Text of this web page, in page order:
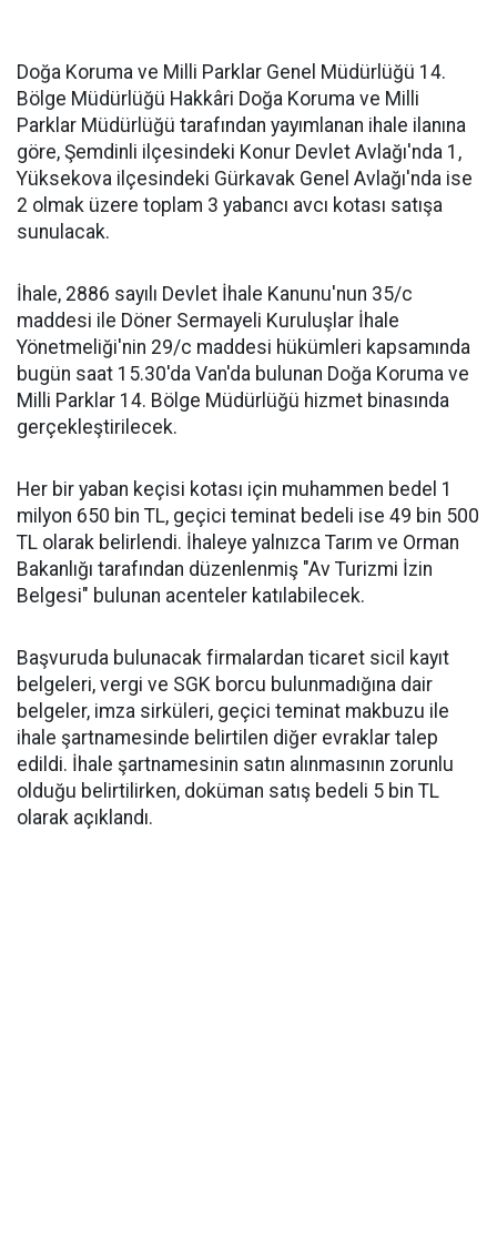
Doğa Koruma ve Milli Parklar Genel Müdürlüğü 14.
Bölge Müdürlüğü Hakkâri Doğa Koruma ve Milli
Parklar Müdürlüğü tarafından yayımlanan ihale ilanına
göre, Şemdinli ilçesindeki Konur Devlet Avlağı'nda 1,
Yüksekova ilçesindeki Gürkavak Genel Avlağı'nda ise
2 olmak üzere toplam 3 yabancı avcı kotası satışa
sunulacak.
İhale, 2886 sayılı Devlet İhale Kanunu'nun 35/c
maddesi ile Döner Sermayeli Kuruluşlar İhale
Yönetmeliği'nin 29/c maddesi hükümleri kapsamında
bugün saat 15.30'da Van'da bulunan Doğa Koruma ve
Milli Parklar 14. Bölge Müdürlüğü hizmet binasında
gerçekleştirilecek.
Her bir yaban keçisi kotası için muhammen bedel 1
milyon 650 bin TL, geçici teminat bedeli ise 49 bin 500
TL olarak belirlendi. İhaleye yalnızca Tarım ve Orman
Bakanlığı tarafından düzenlenmiş "Av Turizmi İzin
Belgesi" bulunan acenteler katılabilecek.
Başvuruda bulunacak firmalardan ticaret sicil kayıt
belgeleri, vergi ve SGK borcu bulunmadığına dair
belgeler, imza sirküleri, geçici teminat makbuzu ile
ihale şartnamesinde belirtilen diğer evraklar talep
edildi. İhale şartnamesinin satın alınmasının zorunlu
olduğu belirtilirken, doküman satış bedeli 5 bin TL
olarak açıklandı.